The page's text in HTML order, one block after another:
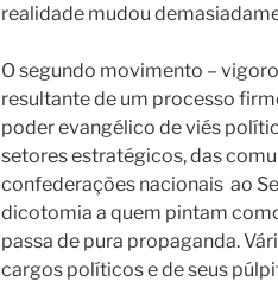
realidade mudou
O segundo movimento –
resultante de um processo
poder evangélico de viés
setores estratégicos, das
confederações nacionais ao
dicotomia a quem pintam
passa de pura propaganda.
cargos políticos e de seus